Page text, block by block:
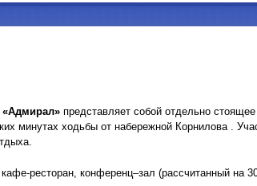
«Адмирал» представляет собой отдельно
минутах ходьбы от набережной Корнилова .
ресторан, конференц–зал (рассчитанный на